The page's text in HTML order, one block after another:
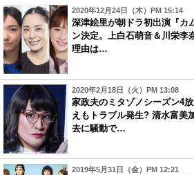
2020年12月24日（木）PM 15:14
深津絵里が朝ドラ初出演『カ
ン決定。上白石萌音＆川栄李
理由は…
2020年2月18日（火）PM 13:08
家政夫のミタゾノシーズン4
えもトラブル発生? 清水富美
去に騒動で…
2019年5月31日（金）PM 12:21